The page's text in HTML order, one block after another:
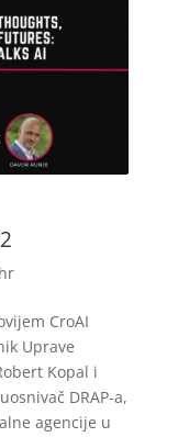
CroAI
Uprave
Kopal i
DRAP-a,
agencije u